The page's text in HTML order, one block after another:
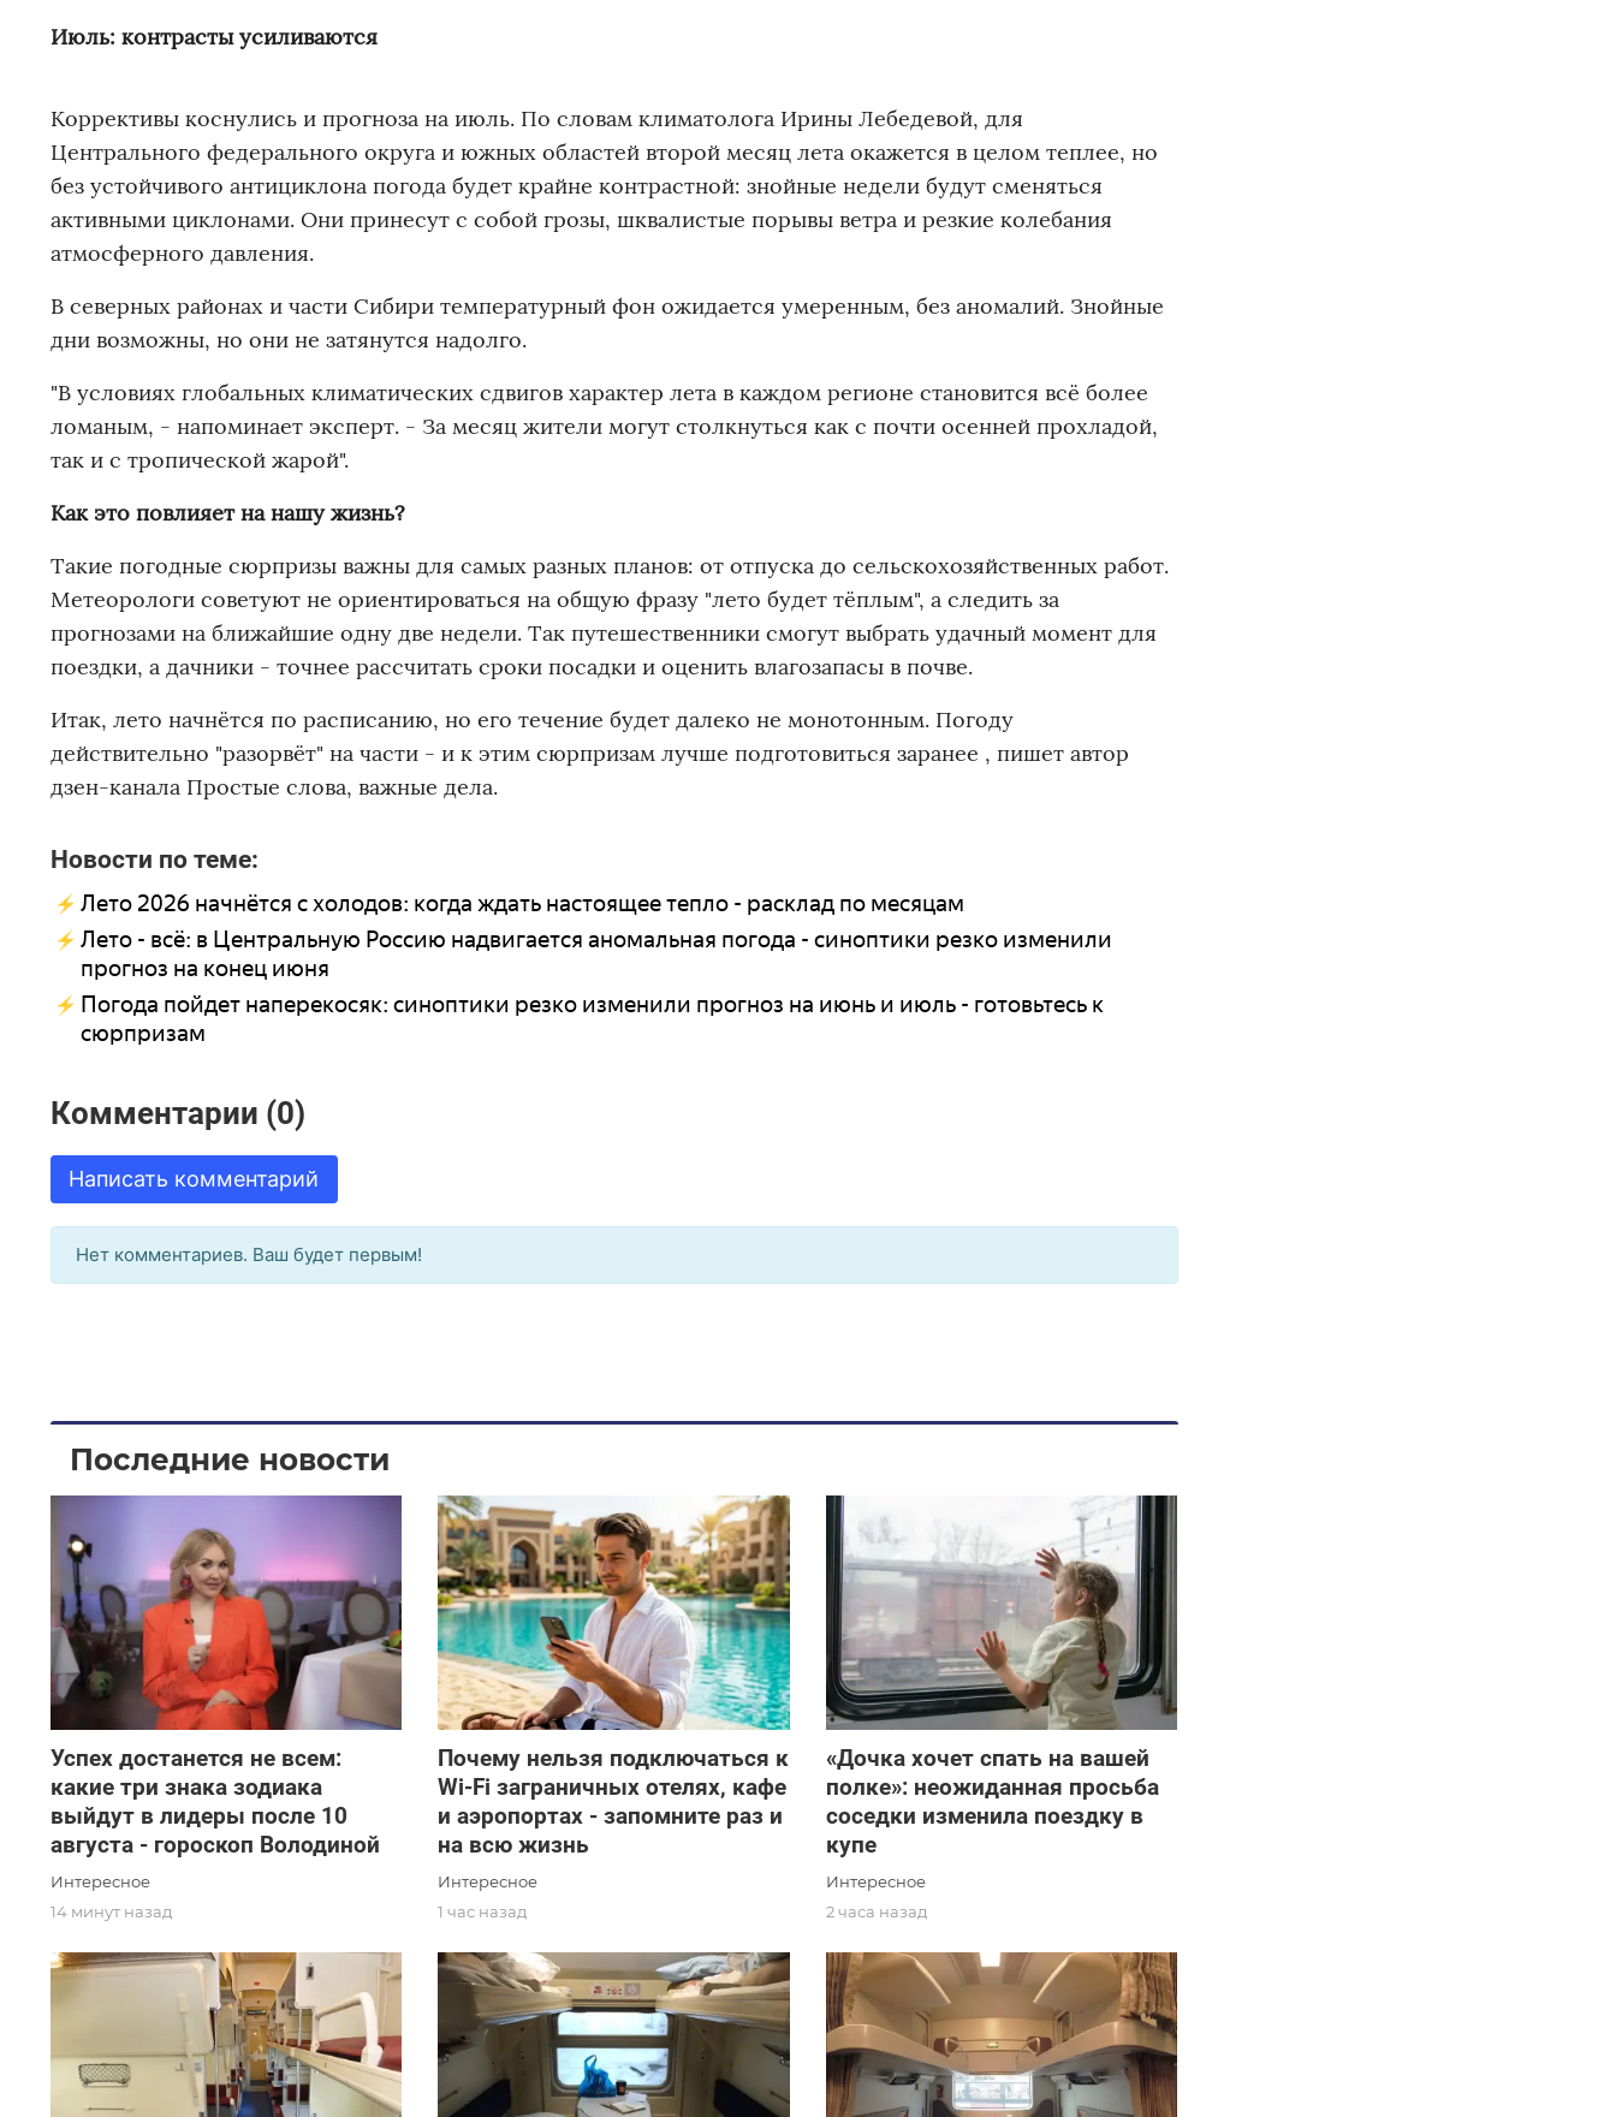
Июль: контрасты усиливаются
Коррективы коснулись и прогноза на июль. По словам климатолога Ирины Лебедевой, для
Центрального федерального округа и южных областей второй месяц лета окажется в целом теплее, но
без устойчивого антициклона погода будет крайне контрастной: знойные недели будут сменяться
активными циклонами. Они принесут с собой грозы, шквалистые порывы ветра и резкие колебания
атмосферного давления.
В северных районах и части Сибири температурный фон ожидается умеренным, без аномалий. Знойные
дни возможны, но они не затянутся надолго.
"В условиях глобальных климатических сдвигов характер лета в каждом регионе становится всё более
ломаным, - напоминает эксперт. - За месяц жители могут столкнуться как с почти осенней прохладой,
так и с тропической жарой".
Как это повлияет на нашу жизнь?
Такие погодные сюрпризы важны для самых разных планов: от отпуска до сельскохозяйственных работ.
Метеорологи советуют не ориентироваться на общую фразу "лето будет тёплым", а следить за
прогнозами на ближайшие одну две недели. Так путешественники смогут выбрать удачный момент для
поездки, а дачники - точнее рассчитать сроки посадки и оценить влагозапасы в почве.
Итак, лето начнётся по расписанию, но его течение будет далеко не монотонным. Погоду
действительно "разорвёт" на части - и к этим сюрпризам лучше подготовиться заранее , пишет автор
дзен-канала Простые слова, важные дела.
Новости по теме:
Лето 2026 начнётся с холодов: когда ждать настоящее тепло - расклад по месяцам
Лето - всё: в Центральную Россию надвигается аномальная погода - синоптики резко изменили
прогноз на конец июня
Погода пойдет наперекосяк: синоптики резко изменили прогноз на июнь и июль - готовьтесь к
сюрпризам
Комментарии (0)
Написать комментарий
Нет комментариев. Ваш будет первым!
Последние новости
Успех достанется не всем:
какие три знака зодиака
выйдут в лидеры после 10
августа - гороскоп Володиной
Интересное
14 минут назад
Почему нельзя подключаться к
Wi-Fi заграничных отелях, кафе
и аэропортах - запомните раз и
на всю жизнь
Интересное
1 час назад
«Дочка хочет спать на вашей
полке»: неожиданная просьба
соседки изменила поездку в
купе
Интересное
2 часа назад